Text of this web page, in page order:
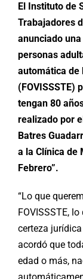
El Instituto de
Trabajadores
anunciado
personas
automática de
(FOVISSSTE)
tengan 80
realizado por
Batres
a la Clínica de
Febrero”.
“Lo que
FOVISSSTE,
certeza
acordó que
edad o más,